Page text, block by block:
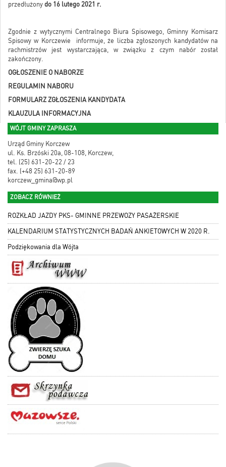
przedłużony do 16 lutego 2021 r.
Zgodnie z wytycznymi Centralnego Biura Spisowego, Gminny Komisarz
Spisowy w Korczewie informuje, że liczba zgłoszonych kandydatów na
rachmistrzów jest wystarczająca, w związku z czym nabór został
zakończony.
OGŁOSZENIE O NABORZE
REGULAMIN NABORU
FORMULARZ ZGŁOSZENIA KANDYDATA
KLAUZULA INFORMACYJNA
WÓJT GMINY ZAPRASZA
Urząd Gminy Korczew
ul. Ks. Brzóski 20a, 08-108, Korczew,
tel. (25) 631-20-22 / 23
fax. (+48 25) 631-20-89
korczew_gmina@wp.pl
ZOBACZ RÓWNIEŻ
ROZKŁAD JAZDY PKS- GMINNE PRZEWOZY PASAŻERSKIE
KALENDARIUM STATYSTYCZNYCH BADAŃ ANKIETOWYCH W 2020 R.
Podziękowania dla Wójta